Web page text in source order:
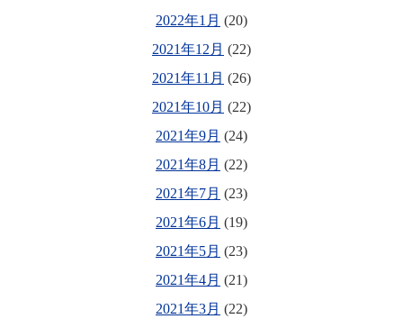
2022年1月 (20)
2021年12月 (22)
2021年11月 (26)
2021年10月 (22)
2021年9月 (24)
2021年8月 (22)
2021年7月 (23)
2021年6月 (19)
2021年5月 (23)
2021年4月 (21)
2021年3月 (22)